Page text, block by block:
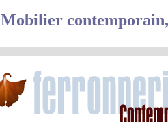
Mobilier